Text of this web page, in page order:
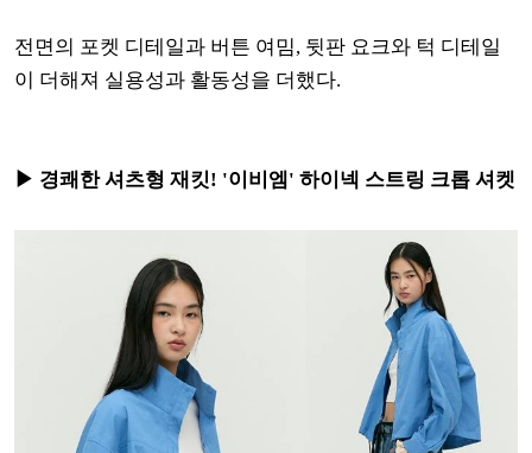
전면의 포켓 디테일과 버튼 여밈, 뒷판 요크와 턱 디테일
이 더해져 실용성과 활동성을 더했다.
▶ 경쾌한 셔츠형 재킷! '이비엠' 하이넥 스트링 크롭 셔켓